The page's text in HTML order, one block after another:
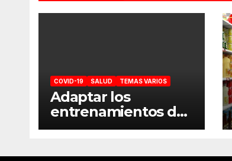
COVID-19 SALUD TEMAS VARIOS
Adaptar los
entrenamientos del
gimnasio a casa